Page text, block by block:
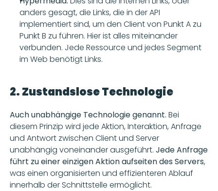
anders gesagt, die Links, die in der API
implementiert sind, um den Client von Punkt A zu
Punkt B zu führen. Hier ist alles miteinander
verbunden. Jede Ressource und jedes Segment
im Web benötigt Links.
2. Zustandslose Technologie
Auch unabhängige Technologie genannt. Bei
diesem Prinzip wird jede Aktion, Interaktion, Anfrage
und Antwort zwischen Client und Server
unabhängig voneinander ausgeführt. Jede Anfrage
führt zu einer einzigen Aktion aufseiten des Servers,
was einen organisierten und effizienteren Ablauf
innerhalb der Schnittstelle ermöglicht.